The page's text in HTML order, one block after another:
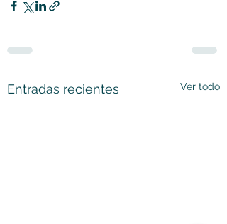
Entradas recientes Ver todo